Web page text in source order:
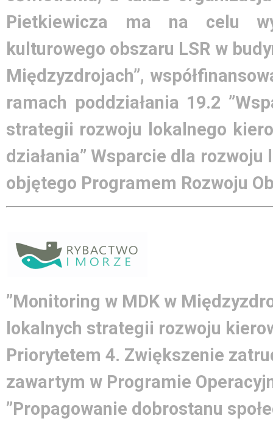
Pietkiewicza ma na celu
kulturowego obszaru LSR w
Międzyzdrojach”,
ramach poddziałania 19.2
strategii rozwoju lokalnego
działania” Wsparcie dla rozwoju
objętego Programem Rozwoju
”Monitoring w MDK w
lokalnych strategii rozwoju
Priorytetem 4. Zwiększenie
zawartym w Programie
”Propagowanie dobrostanu